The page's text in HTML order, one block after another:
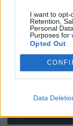
I want to opt-
Retention,
Personal
Purposes for
Opted Out
Data